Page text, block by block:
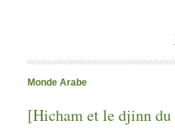
Monde Arabe
[Hicham et le djinn du